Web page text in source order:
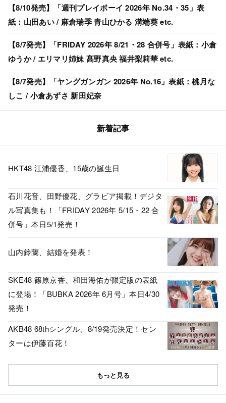
【8/10発売】「週刊プレイボーイ 2026年 No.34・35」表
紙：山田あい / 麻倉瑞季 青山ひかる 溝端葵 etc.
【8/7発売】「FRIDAY 2026年 8/21・28 合併号」表紙：小倉
ゆうか / エリマリ姉妹 髙野真央 福井梨莉華 etc.
【8/7発売】「ヤングガンガン 2026年 No.16」表紙：桃月な
しこ / 小倉あずさ 新田妃奈
新着記事
HKT48 江浦優香、15歳の誕生日
石川花音、田野優花、グラビア掲載！デジタ
ル写真集も！「FRIDAY 2026年 5/15・22 合
併号」本日5/1発売！
山内鈴蘭、結婚を発表！
SKE48 篠原京香、和田海佑が限定版の表紙
に登場！「BUBKA 2026年 6月号」本日4/30
発売！
AKB48 68thシングル、8/19発売決定！セン
ターは伊藤百花！
もっと見る